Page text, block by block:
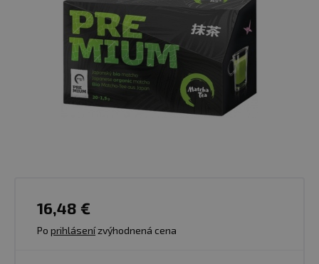
16,48 €
Po prihlásenízvýhodnená cena